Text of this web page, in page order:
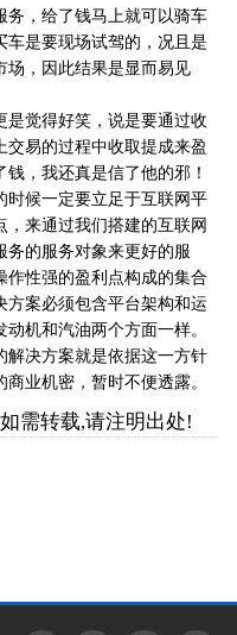
务，给了钱马上就可以骑车
车是要现场试驾的，况且是
场，因此结果是显而易见
觉得好笑，说是要通过收
易的过程中收取提成来盈
，我还真是信了他的邪！
候一定要立足于互联网平
来通过我们搭建的互联网
务的服务对象来更好的服
作性强的盈利点构成的集合
方案必须包含平台架构和运
机和汽油两个方面一样。
解决方案就是依据这一方针
业机密，暂时不便透露。
需转载,请注明出处!